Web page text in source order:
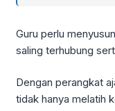
Guru perlu
saling terhubung
Dengan perangkat
tidak hanya melatih